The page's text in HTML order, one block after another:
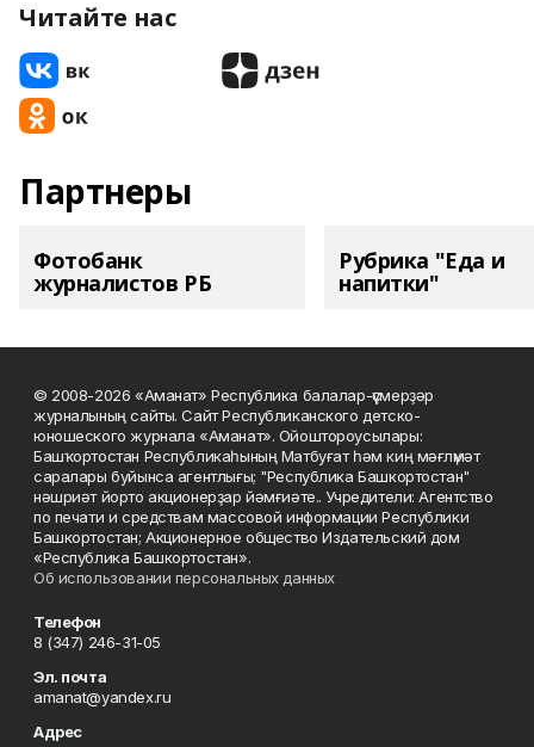
Читайте нас
Партнеры
Фотобанк
журналистов РБ
Рубрика "Еда и
напитки"
© 2008-2026 «Аманат» Республика балалар-үҫмерҙәр
журналының сайты. Сайт Республиканского детско-
юношеского журнала «Аманат». Ойоштороусылары:
Башҡортостан Республикаһының Матбуғат һәм киң мәғлүмәт
саралары буйынса агентлығы; "Республика Башкортостан"
нәшриәт йорто акционерҙар йәмғиәте.. Учредители: Агентство
по печати и средствам массовой информации Республики
Башкортостан; Акционерное общество Издательский дом
«Республика Башкортостан».
Об использовании персональных данных
Телефон
8 (347) 246-31-05
Эл. почта
amanat@yandex.ru
Адрес